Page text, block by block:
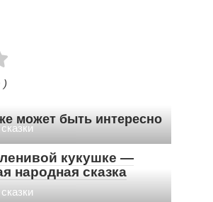
)
может быть интересно
кукушке —
народная сказка